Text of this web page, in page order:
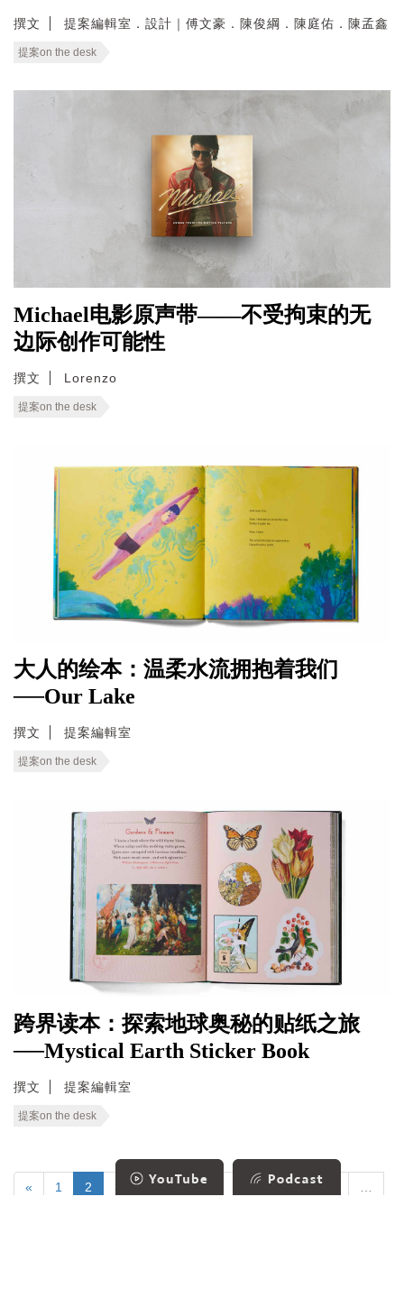
撰文 提案編輯室．設計｜傅文豪．陳俊綱．陳庭佑．陳孟鑫
提案on the desk
Michael电影原声带——不受拘束的无
边际创作可能性
撰文 Lorenzo
提案on the desk
大人的绘本：温柔水流拥抱着我们
──Our Lake
撰文 提案編輯室
提案on the desk
跨界读本：探索地球奥秘的贴纸之旅
──Mystical Earth Sticker Book
撰文 提案編輯室
提案on the desk
« 1 2 3 5 6 8 9